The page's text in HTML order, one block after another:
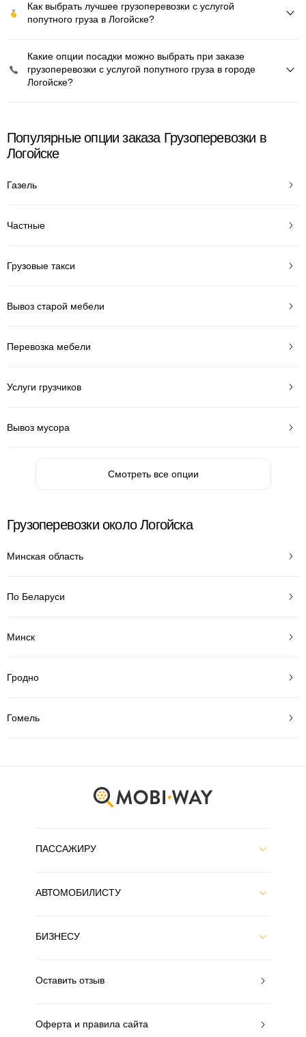
Как выбрать лучшее грузоперевозки с услугой
попутного груза в Логойске?
Какие опции посадки можно выбрать при заказе
грузоперевозки с услугой попутного груза в городе
Логойске?
Популярные опции заказа Грузоперевозки в
Логойске
Газель
Частные
Грузовые такси
Вывоз старой мебели
Перевозка мебели
Услуги грузчиков
Вывоз мусора
Смотреть все опции
Грузоперевозки около Логойска
Минская область
По Беларуси
Минск
Гродно
Гомель
ПАССАЖИРУ
АВТОМОБИЛИСТУ
БИЗНЕСУ
Оставить отзыв
Оферта и правила сайта